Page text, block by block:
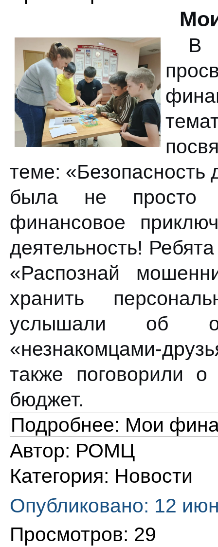
В
теме: «Безопасность
была не просто
финансовое
деятельность!
«Распознай
хранить
услышали об
«незнакомцами-
также поговорили
бюджет.
Подробнее: Мои
Автор: РОМЦ
Категория: Новости
Опубликовано: 12
Просмотров: 29